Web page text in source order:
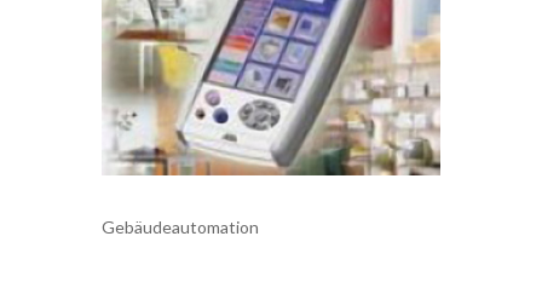
Gebäudeautomation